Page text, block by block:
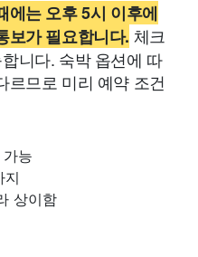
에는 오후 5시 이후에
보가 필요합니다. 체크
니다. 숙박 옵션에 따
르므로 미리 예약 조건
능
지
상이함